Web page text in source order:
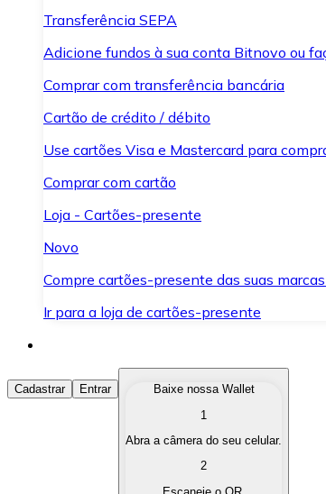
Transferência SEPA
Adicione fundos à sua conta Bitnovo ou
Comprar com transferência bancária
Cartão de crédito / débito
Use cartões Visa e Mastercard para
Comprar com cartão
Loja - Cartões-presente
Novo
Compre cartões-presente das suas
Ir para a loja de cartões-presente
Comprar Criptomoedas
Compre as criptomoedas de seu interesse
Converta suas criptomoedas em moeda
Cadastrar Entrar
Baixe nossa Wallet
1
Abra a câmera do seu celular.
2